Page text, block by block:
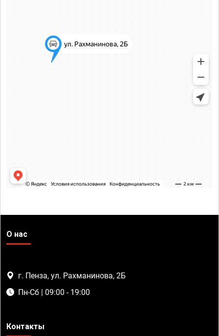
О нас
г. Пенза, ул. Рахманинова, 2Б
Пн-Сб | 09:00 - 19:00
Контакты